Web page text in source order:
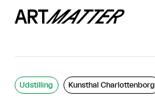
Udstilling Kunsthal Charlottenborg